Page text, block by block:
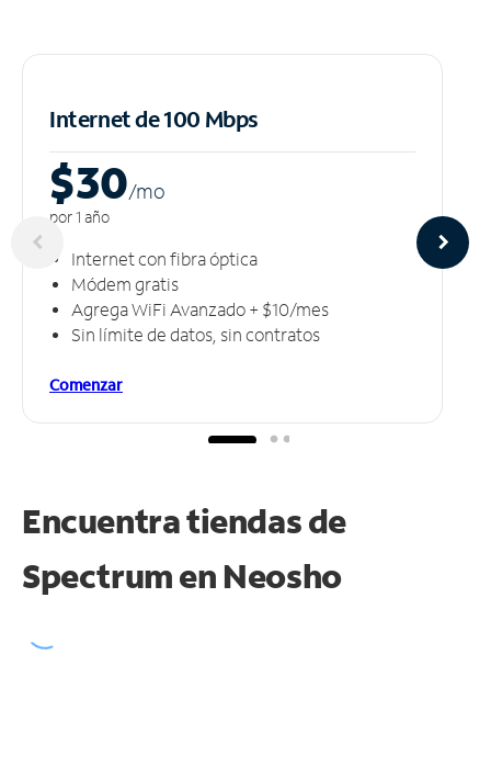
Internet de 100 Mbps
$30/mo
por 1 año
Internet con fibra óptica
Módem gratis
Agrega WiFi Avanzado + $10/mes
Sin límite de datos, sin contratos
Comenzar
Encuentra tiendas de
Spectrum en Neosho